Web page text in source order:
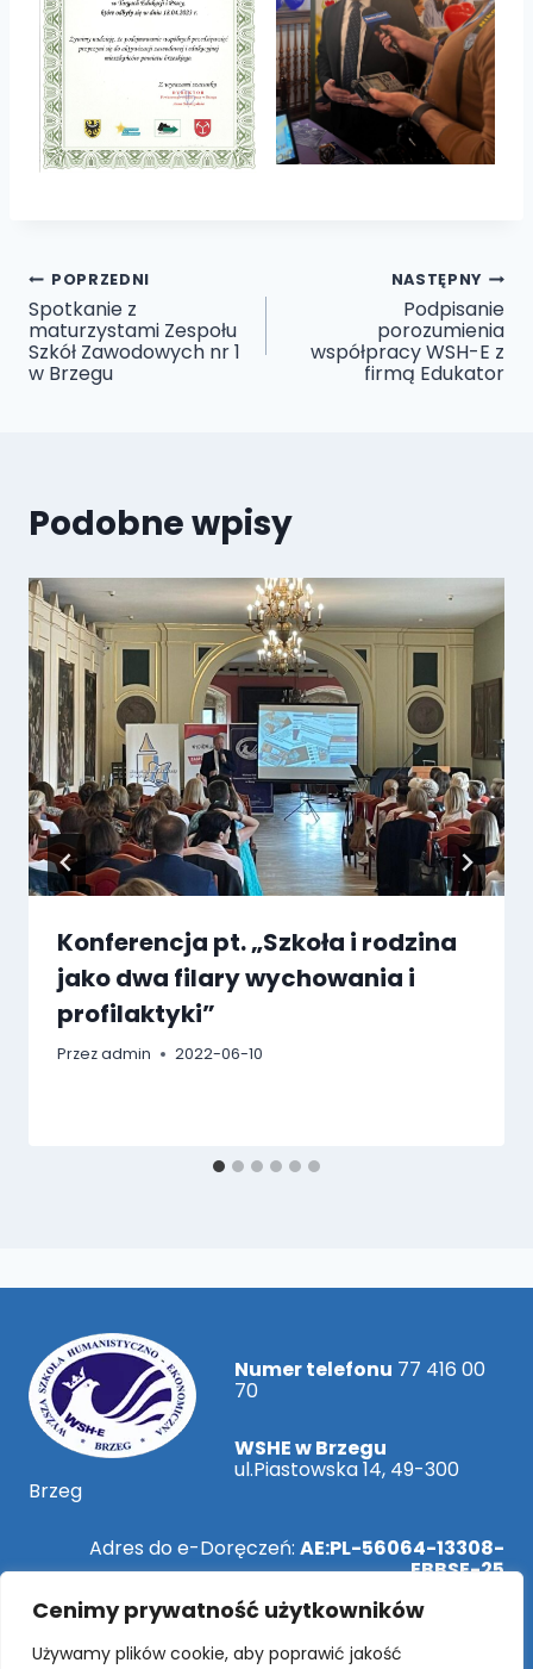
Cenimy prywatność użytkowników
Używamy plików cookie, aby poprawić jakość
Nawigacja
wpisu
POPRZEDNI
Spotkanie z
maturzystami Zespołu
Szkół Zawodowych nr 1
w Brzegu
NASTĘPNY
Podpisanie
porozumienia
współpracy WSH-E z
firmą Edukator
Podobne wpisy
Konferencja pt. „Szkoła i rodzina
jako dwa filary wychowania i
profilaktyki”
Przezadmin 2022-06-10
Numer telefonu 77 416 00
70
WSHE w Brzegu
ul.Piastowska 14, 49-300
Brzeg
Adres do e-Doręczeń: AE:PL-56064-13308-
EBBSE-25
ePUAP: /WSHEBrzeg/SkrytkaESP